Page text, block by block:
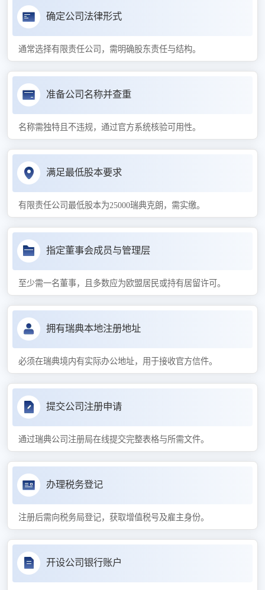
确定公司法律形式
通常选择有限责任公司，需明确股东责任与结构。
准备公司名称并查重
名称需独特且不违规，通过官方系统核验可用性。
满足最低股本要求
有限责任公司最低股本为25000瑞典克朗，需实缴。
指定董事会成员与管理层
至少需一名董事，且多数应为欧盟居民或持有居留许可。
拥有瑞典本地注册地址
必须在瑞典境内有实际办公地址，用于接收官方信件。
提交公司注册申请
通过瑞典公司注册局在线提交完整表格与所需文件。
办理税务登记
注册后需向税务局登记，获取增值税号及雇主身份。
开设公司银行账户